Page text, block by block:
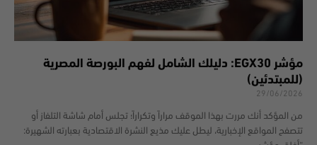
مؤشر EGX30: دليلك الشامل لفهم البورصة المصرية
(للمبتدئين)
29/06/2026
من المؤكد أنك مررت بهذا الموقف مراراً وتكراراً؛ تجلس أمام شاشة التلفاز أو
تتصفح المواقع الإخبارية، ليطل عليك مذيع النشرة الاقتصادية بعبارته الشهيرة: